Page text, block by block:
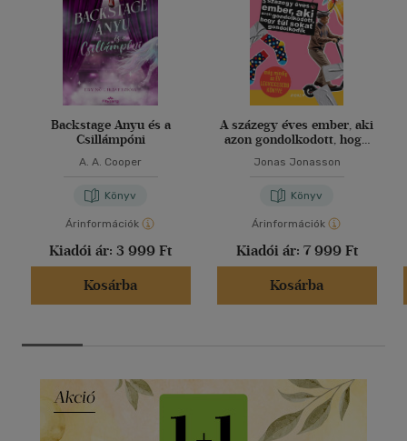
Backstage Anyu és a
Csillámpóni
A. A. Cooper
Könyv
Árinformációk
Kiadói ár: 3 999 Ft
Kosárba
A százegy éves ember, aki
azon gondolkodott, hogy
Jonas Jonasson
Könyv
Árinformációk
Kiadói ár: 7 999 Ft
Kosárba